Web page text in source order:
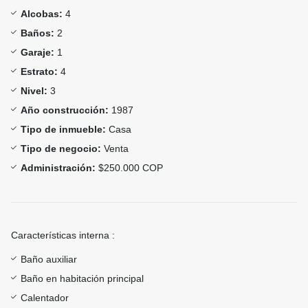
Alcobas: 4
Baños: 2
Garaje: 1
Estrato: 4
Nivel: 3
Año construcción: 1987
Tipo de inmueble: Casa
Tipo de negocio: Venta
Administración: $250.000 COP
Características interna :
Baño auxiliar
Baño en habitación principal
Calentador